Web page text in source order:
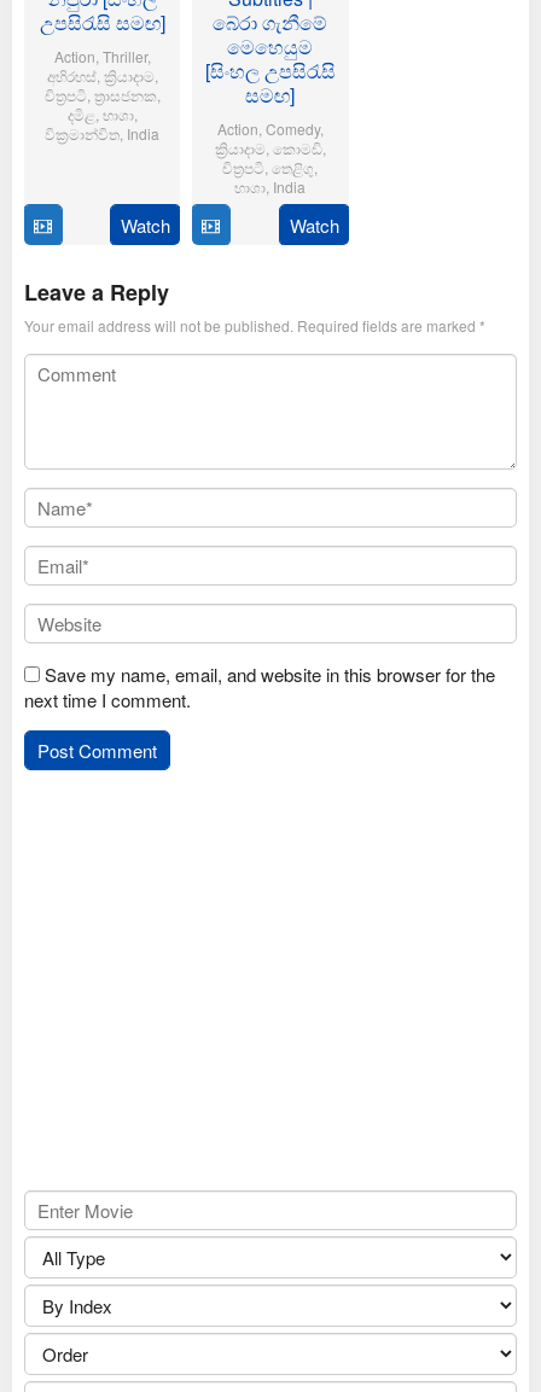
උපසිරැසි සමඟ]
Action Thriller,
අභිරහස්, ක්‍රියාදාම
චිත්‍රපටි ත්‍රාසජනක
දමිළ භාශා,
වික්‍රමාන්විත India
Feb
2025
Thirumeni
Watch
බේරා ගැනීමේ
මෙහෙයුම
[සිංහල උපසිරැසි
සමඟ]
Action Comedy,
ක්‍රියාදාම කොමඩි,
චිත්‍රපටි ,තෙළිගු
භාශා India
Jan
Anil
Ravipudi
Watch
Leave a Reply
Your email address will not be published. Required fields are marked *
Save my name, email, and website in this browser for the
next time I comment.